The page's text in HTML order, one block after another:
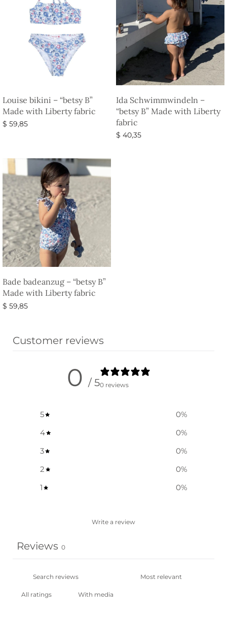
Louise bikini – “betsy B”
Made with Liberty fabric
$ 59,85
Ida Schwimmwindeln –
“betsy B” Made with Liberty
fabric
$ 40,35
Bade badeanzug – “betsy B”
Made with Liberty fabric
$ 59,85
Customer reviews
0 / 50 reviews
5 0%
4
0%
3
0%
2
0%
1
0%
Write a review
Reviews 0
With media